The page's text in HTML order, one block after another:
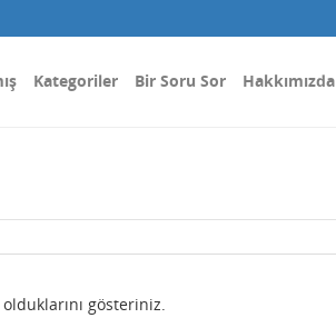
Kategoriler Bir Soru Sor Hakkımızda
gösteriniz.